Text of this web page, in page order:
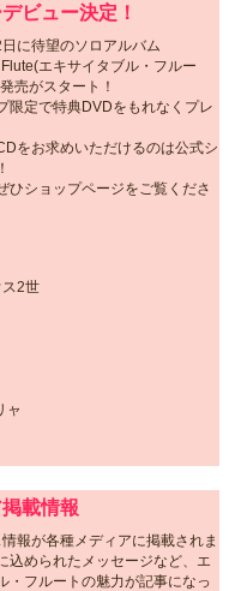
ビュー決定！
に待望のソロアルバム
Flute(エキサイタブル・フルー
売がスタート！
限定で特典DVDをもれなくプレ
をお求めいただけるのは公式シ
ひショップページをご覧くださ
ス2世
ャ
載情報
報が各種メディアに掲載されま
込められたメッセージなど、エ
・フルートの魅力が記事になっ